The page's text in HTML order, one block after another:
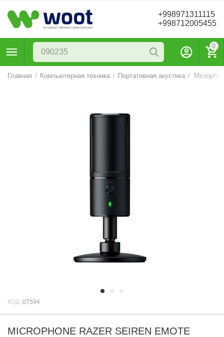
+998971311115
+998712005455
0
Главная / Компьютерная техника / Портативная акустика /
КОД: 07594
MICROPHONE RAZER SEIREN EMOTE